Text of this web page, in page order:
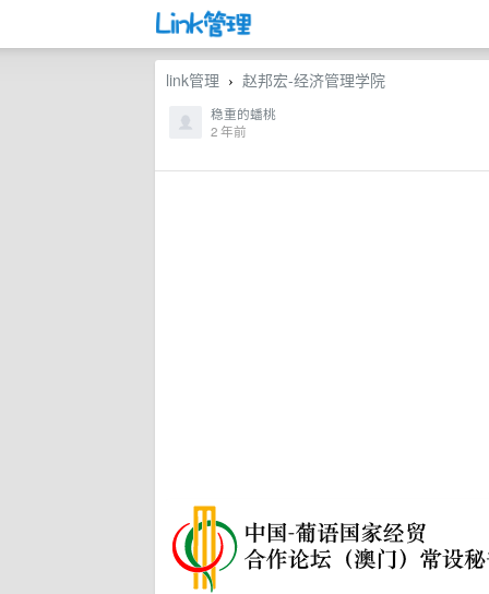
link管理 › 赵邦宏-经济管理学院
稳重的蟠桃
2 年前